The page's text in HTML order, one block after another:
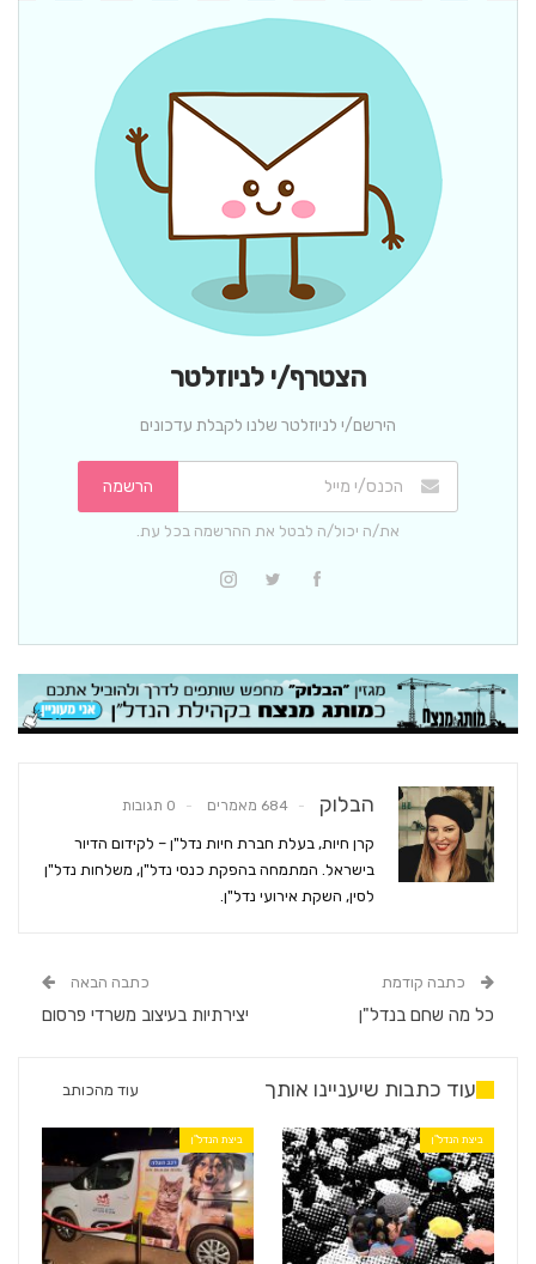
הצטרף/י לניוזלטר
הירשם/י לניוזלטר שלנו לקבלת עדכונים
הרשמה
את/ה יכול/ה לבטל את ההרשמה בכל עת.
הבלוק 684 מאמרים 0 תגובות
קרן חיות, בעלת חברת חיות נדל"ן – לקידום הדיור
בישראל. המתמחה בהפקת כנסי נדל"ן, משלחות נדל"ן
לסין, השקת אירועי נדל"ן.
כתבה קודמת
כל מה שחם בנדל"ן
כתבה הבאה
יצירתיות בעיצוב משרדי פרסום
עוד כתבות שיעניינו אותך עוד מהכותב
ביצת הנדל"ן ביצת הנדל"ן